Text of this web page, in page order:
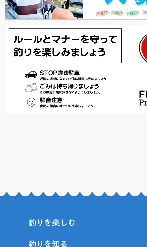
釣りを楽しむ
釣りを知る